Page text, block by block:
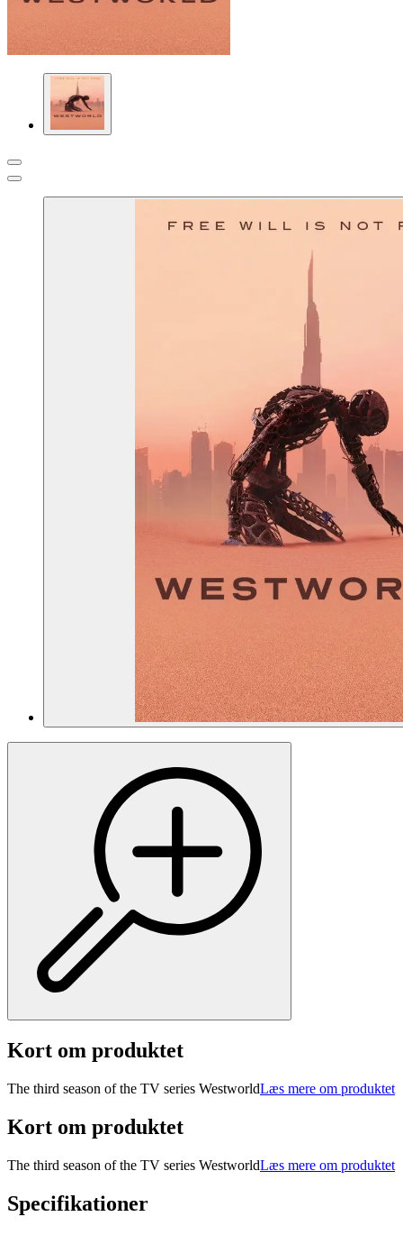
Kort om produktet
The third season of the TV series WestworldLæs mere om produktet
Kort om produktet
The third season of the TV series WestworldLæs mere om produktet
Specifikationer